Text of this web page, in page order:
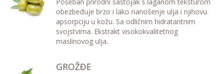
obezbeđuje brzo i lako nanošenje ulja i njihovu
apsorpciju u kožu. Sa odličnim hidratantnim
svojstvima. Ekstrakt visokokvalitetnog
maslinovog ulja.
GROŽĐE